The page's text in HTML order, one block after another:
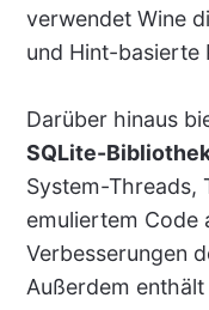
verwendet Wine
und Hint-basierte
Darüber hinaus
SQLite-
System-Threads,
emuliertem Code
Verbesserungen
Außerdem enthält